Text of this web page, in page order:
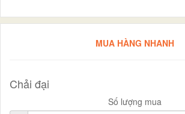
MUA HÀNG NHANH
Chải đại
Số lượng mua